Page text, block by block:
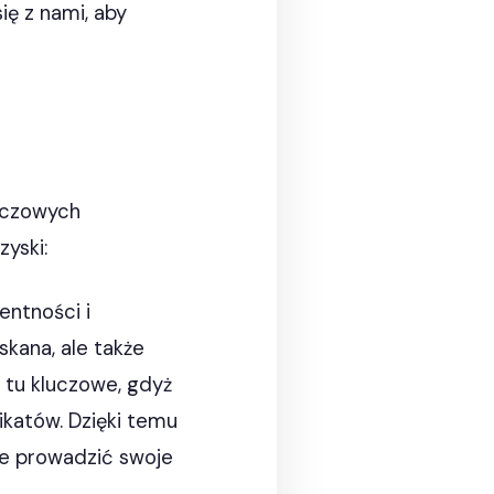
z nami, aby
i
ale także
kluczowe, gdyż
Dzięki temu
prowadzić swoje